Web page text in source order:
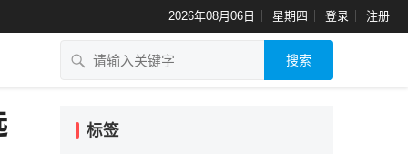
2026年08月06日 星期四 登录 注册
搜索
标签